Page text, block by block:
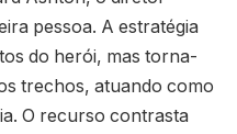
pessoa. A estratégia
do herói, mas torna-
trechos, atuando como
O recurso contrasta